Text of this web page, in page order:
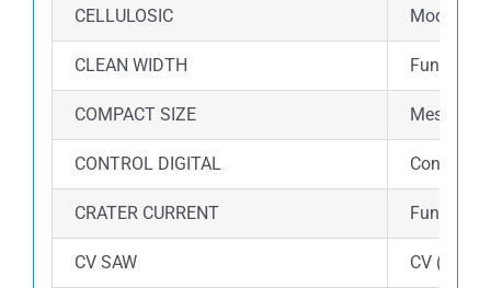
CELLULOSIC Mode
CLEAN WIDTH Fungsi
COMPACT SIZE Mesin las
CONTROL DIGITAL Control
CRATER CURRENT Fungsi
CV SAW CV